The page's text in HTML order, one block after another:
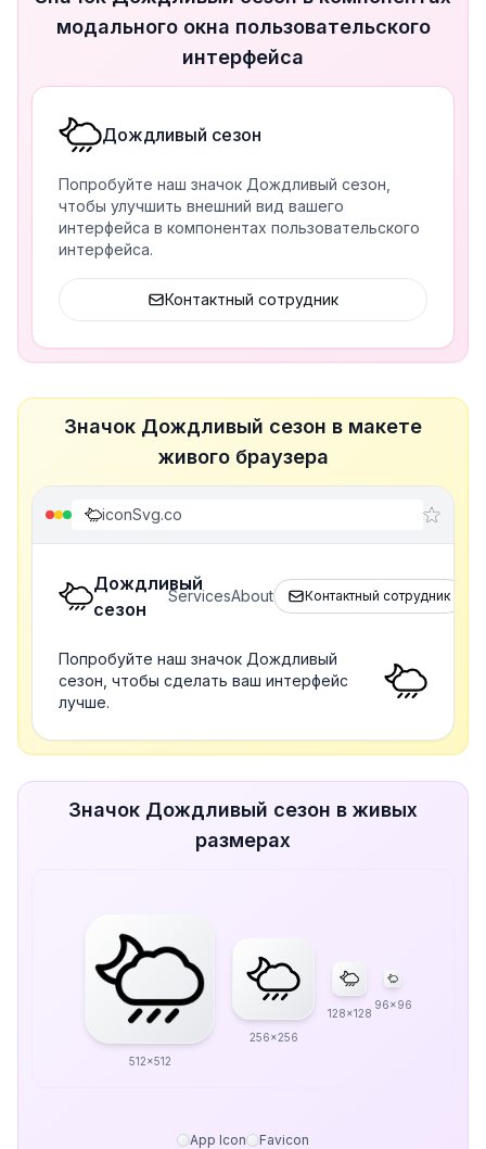
модального окна пользовательского
интерфейса
Дождливый сезон
Попробуйте наш значок Дождливый сезон,
чтобы улучшить внешний вид вашего
интерфейса в компонентах пользовательского
интерфейса.
Контактный сотрудник
Значок Дождливый сезон в макете
живого браузера
iconSvg.co
Дождливый
сезон
ServicesAbout Контактный сотрудник
Попробуйте наш значок Дождливый
сезон, чтобы сделать ваш интерфейс
лучше.
Значок Дождливый сезон в живых
размерах
512x512
256x256
128x128
96x96
App Icon Favicon